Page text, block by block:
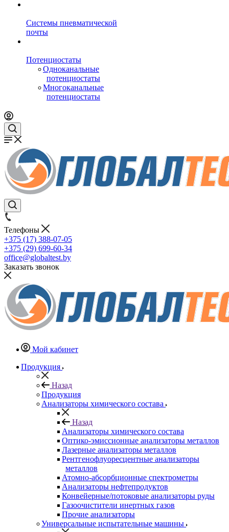
Системы пневматической
почты
Потенциостаты
Одноканальные
потенциостаты
Многоканальные
потенциостаты
Телефоны
+375 (17) 388-07-05
+375 (29) 699-60-34
office@globaltest.by
Заказать звонок
Мой кабинет
Продукция
Назад
Продукция
Анализаторы химического состава
Назад
Анализаторы химического состава
Оптико-эмиссионные анализаторы металлов
Лазерные анализаторы металлов
Рентгенофлуоресцентные анализаторы
металлов
Атомно-абсорбционные спектрометры
Анализаторы нефтепродуктов
Конвейерные/потоковые анализаторы руды
Газоочистители инертных газов
Прочие анализаторы
Универсальные испытательные машины